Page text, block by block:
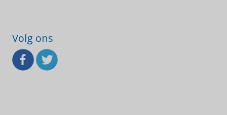
Volg ons